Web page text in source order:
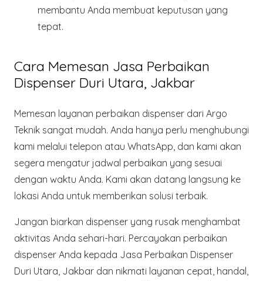
membantu Anda membuat keputusan yang
tepat.
Cara Memesan Jasa Perbaikan
Dispenser Duri Utara, Jakbar
Memesan layanan perbaikan dispenser dari Argo
Teknik sangat mudah. Anda hanya perlu menghubungi
kami melalui telepon atau WhatsApp, dan kami akan
segera mengatur jadwal perbaikan yang sesuai
dengan waktu Anda. Kami akan datang langsung ke
lokasi Anda untuk memberikan solusi terbaik.
Jangan biarkan dispenser yang rusak menghambat
aktivitas Anda sehari-hari. Percayakan perbaikan
dispenser Anda kepada Jasa Perbaikan Dispenser
Duri Utara, Jakbar dan nikmati layanan cepat, handal,